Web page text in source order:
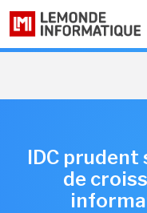
IDC
de